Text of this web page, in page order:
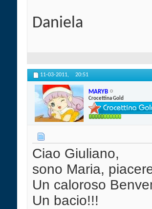
Daniela
11-03-2011, 20:51
MARYB
Crocettina Gold
Ciao Giuliano,
sono Maria,
Un caloroso
Un bacio!!!